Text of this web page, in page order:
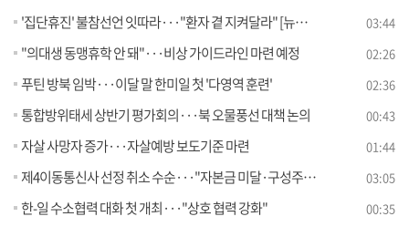
'집단휴진' 불참선언 잇따라···"환자 곁 지켜달라" [뉴스의 맥] 03:44
"의대생 동맹휴학 안 돼"···비상 가이드라인 마련 예정 02:26
푸틴 방북 임박···이달 말 한미일 첫 '다영역 훈련' 02:36
통합방위태세 상반기 평가회의···북 오물풍선 대책 논의 00:43
자살 사망자 증가···자살예방 보도기준 마련 01:44
제4이동통신사 선정 취소 수순···"자본금 미달·구성주주 상이" 03:05
한-일 수소협력 대화 첫 개최···"상호 협력 강화" 00:35